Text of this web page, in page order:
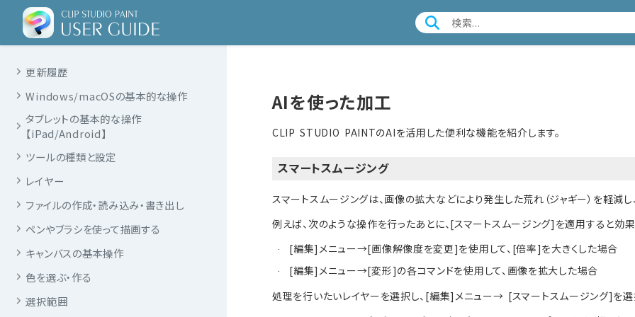
更新履歴
Windows/macOSの基本的な操作
タブレットの基本的な操作
【iPad/Android】
ツールの種類と設定
レイヤー
ファイルの作成・読み込み・書き出し
ペンやブラシを使って描画する
キャンバスの基本操作
色を選ぶ・作る
選択範囲
AIを使った加工
CLIP STUDIO PAINTのAIを活用した便利な機能を紹介します。
スマートスムージング
スマートスムージングは、画像の拡大などにより発生した荒れ（ジャギー）を軽減
例えば、次のような操作を行ったあとに、[スマートスムージング]を適用すると効果
· [編集]メニュー→[画像解像度を変更]を使用して、[倍率]を大きくした場合
·
[編集]メニュー→[変形]の各コマンドを使用して、画像を拡大した場合
処理を行いたいレイヤーを選択し、[編集]メニュー→ [スマートスムージング]を選